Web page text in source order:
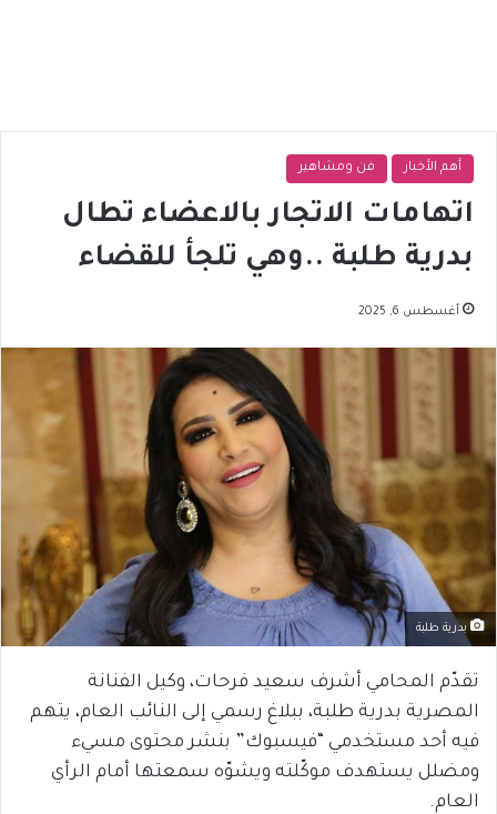
أهم الأخبار فن ومشاهير
اتهامات الاتجار بالاعضاء تطال
بدرية طلبة ..وهي تلجأ للقضاء
أغسطس 6, 2025
بدرية طلبة
تقدّم المحامي أشرف سعيد فرحات، وكيل الفنانة
المصرية بدرية طلبة، ببلاغ رسمي إلى النائب العام، يتهم
فيه أحد مستخدمي “فيسبوك” بنشر محتوى مسيء
ومضلل يستهدف موكّلته ويشوّه سمعتها أمام الرأي
العام.